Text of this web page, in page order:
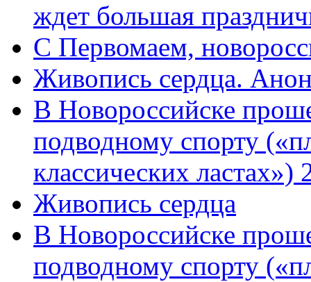
ждет большая
C Первомаем,
Живопись сердца.
В Новороссийске
подводному спорту
классических
Живопись сердца
В Новороссийске
подводному спорту